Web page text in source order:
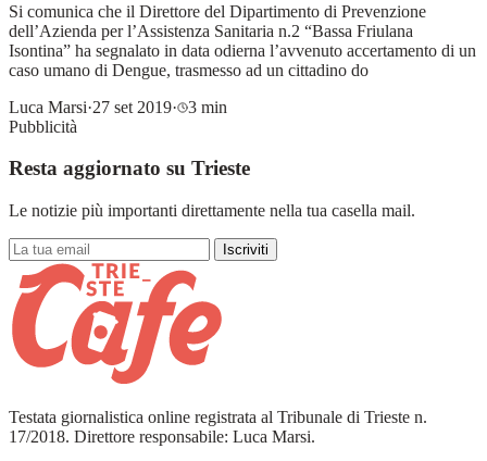
Si comunica che il Direttore del Dipartimento di Prevenzione
dell’Azienda per l’Assistenza Sanitaria n.2 “Bassa Friulana
Isontina” ha segnalato in data odierna l’avvenuto accertamento di un
caso umano di Dengue, trasmesso ad un cittadino do
Luca Marsi·27 set 2019·
3 min
Pubblicità
Resta aggiornato su Trieste
Le notizie più importanti direttamente nella tua casella mail.
Iscriviti
Testata giornalistica online registrata al Tribunale di Trieste n.
17/2018. Direttore responsabile: Luca Marsi.